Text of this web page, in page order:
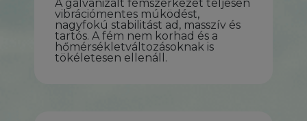
A galvanizált fémszerkezet teljesen
vibrációmentes múködést,
nagyfokú stabilitást ad, masszív és
tartós. A fém nem korhad és a
hőmérsékletváltozásoknak is
tökéletesen ellenáll.